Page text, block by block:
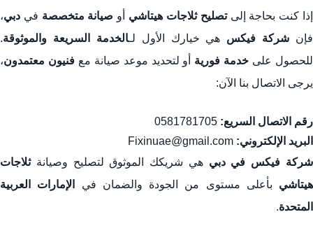
إذا كنت بحاجة إلىتصليح ثلاجات هيتاشي أو صيانة متخصصة في دبي،
فإن شركة فيكس هي خيارك الأول لـالخدمة السريعة والموثوقة.
للحصول على خدمة فورية أو لتحديد موعد صيانة معفنيون معتمدون،
يرجى الاتصال بنا الآن:
رقم الاتصال السريع:
البريد الإلكتروني:
شركة فيكس في دبي هي شريكك الموثوق لتصليح وصيانةثلاجات
هيتاشي بأعلى مستوى من الجودة والضمان في
الإمارات العربية
المتحدة.